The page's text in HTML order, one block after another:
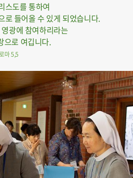
스도를 통하여
로 들어올 수 있게 되었습니다.
광에 참여하리라는
으로 여깁니다.
마 5,5